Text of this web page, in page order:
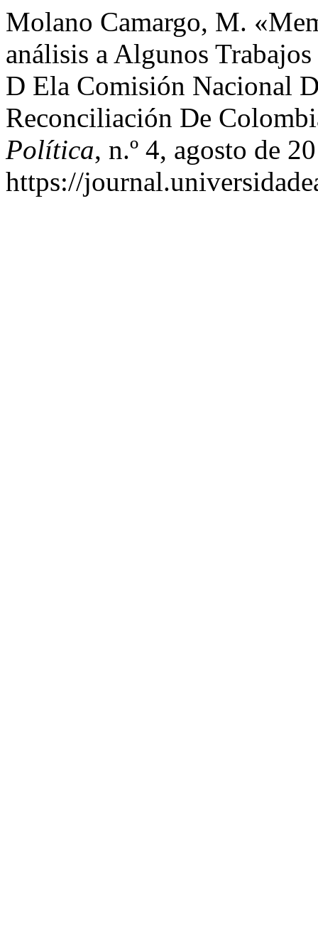
Molano Camargo, M.
análisis a Algunos
D Ela Comisión Nacional
Reconciliación De
Política, n.º 4, agosto de
https://